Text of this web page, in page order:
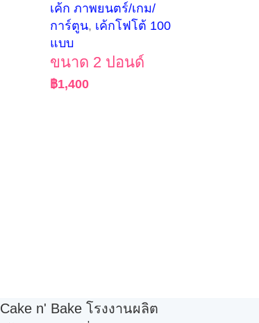
เค้ก ภาพยนตร์/เกม/
การ์ตูน, เค้กโฟโต้ 100
แบบ
ขนาด 2 ปอนด์
฿1,400
Cake n' Bake โรงงานผลิต